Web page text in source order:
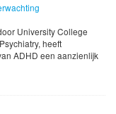
University College
heeft
ADHD een aanzienlijk